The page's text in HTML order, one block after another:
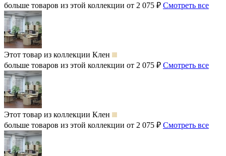
больше товаров из этой коллекции от 2 075 ₽ Смотреть все
Этот товар из коллекции Клен
больше товаров из этой коллекции от 2 075 ₽ Смотреть все
Этот товар из коллекции Клен
больше товаров из этой коллекции от 2 075 ₽ Смотреть все